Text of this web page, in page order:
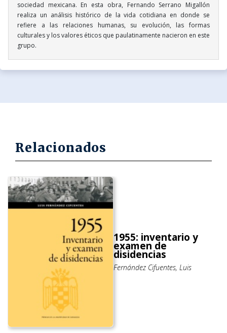
sociedad mexicana. En esta obra, Fernando Serrano Migallón
realiza un análisis histórico de la vida cotidiana en donde se
refiere a las relaciones humanas, su evolución, las formas
culturales y los valores éticos que paulatinamente nacieron en este
grupo.
Relacionados
1955: inventario y
examen de
disidencias
Fernández Cifuentes, Luis